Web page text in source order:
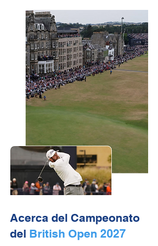
Acerca del Campeonato
del British Open 2027